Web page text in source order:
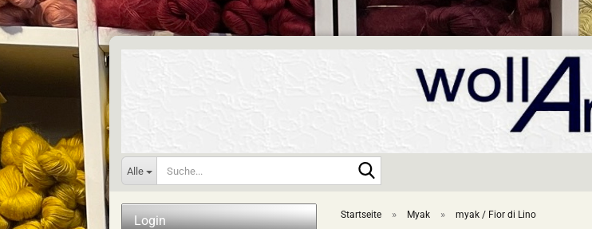
Alle
Startseite » Myak » myak / Fior di Lino
Login